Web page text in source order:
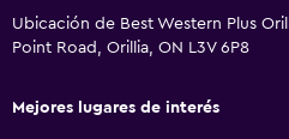
Ubicación de Best Western Plus
Point Road, Orillia, ON L3V 6P8
Mejores lugares de interés